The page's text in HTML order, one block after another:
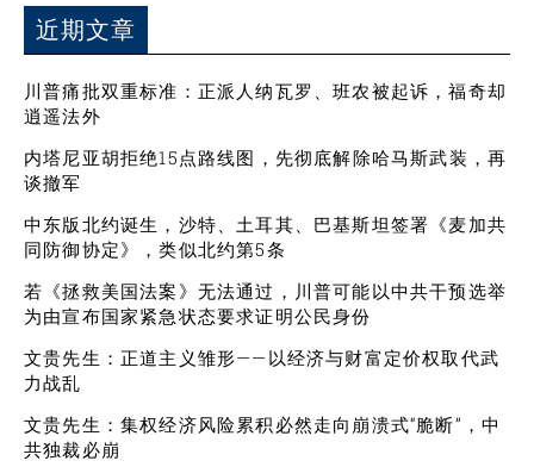
近期文章
川普痛批双重标准：正派人纳瓦罗、班农被起诉，福奇却
逍遥法外
内塔尼亚胡拒绝15点路线图，先彻底解除哈马斯武装，再
谈撤军
中东版北约诞生，沙特、土耳其、巴基斯坦签署《麦加共
同防御协定》，类似北约第5条
若《拯救美国法案》无法通过，川普可能以中共干预选举
为由宣布国家紧急状态要求证明公民身份
文贵先生：正道主义雏形——以经济与财富定价权取代武
力战乱
文贵先生：集权经济风险累积必然走向崩溃式“脆断”，中
共独裁必崩